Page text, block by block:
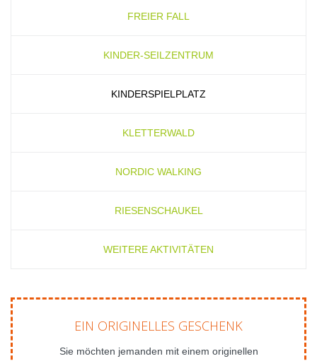
FREIER FALL
KINDER-SEILZENTRUM
KINDERSPIELPLATZ
KLETTERWALD
NORDIC WALKING
RIESENSCHAUKEL
WEITERE AKTIVITÄTEN
EIN ORIGINELLES GESCHENK
Sie möchten jemanden mit einem originellen